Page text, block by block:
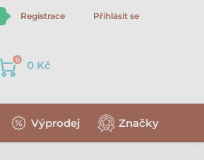
Registrace Přihlásit se
0 0 Kč
Výprodej Značky